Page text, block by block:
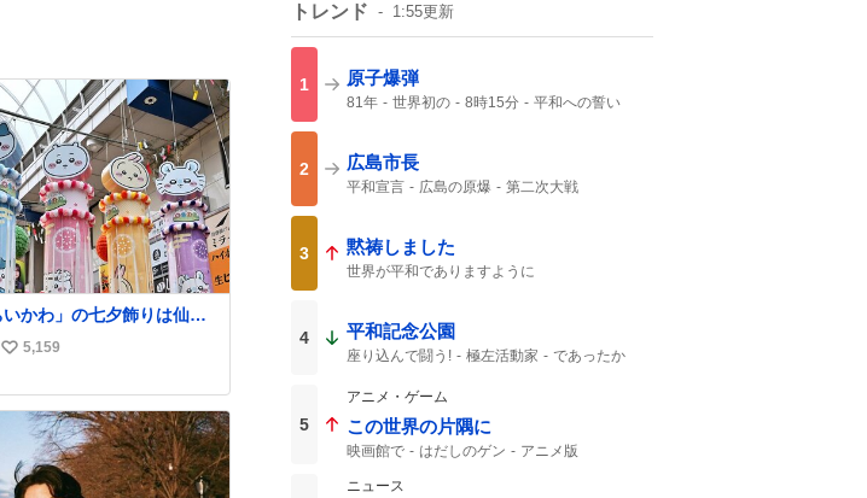
かわ」の七夕飾りは仙台
に入ってすぐの場所に設
ガ・くりまんじゅうが風
い
ね
5,159
トレンド 1:55更新
1 原子爆弾
81年 世界初の 8時15分
平和への誓い
2 広島市長
平和宣言 広島の原爆
第二次大戦
3 黙祷しました
世界が平和でありますように
4 平和記念公園
座り込んで闘う! 極左活動家
であったか
広島市民
5
アニメ・ゲーム
この世界の片隅に
映画館で はだしのゲン アニメ版
ニュース